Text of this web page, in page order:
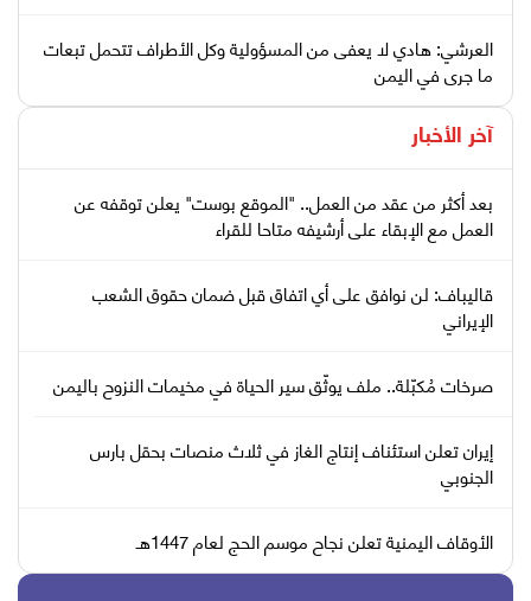
العرشي: هادي لا يعفى من المسؤولية وكل الأطراف تتحمل تبعات
ما جرى في اليمن
آخر الأخبار
بعد أكثر من عقد من العمل.. "الموقع بوست" يعلن توقفه عن
العمل مع الإبقاء على أرشيفه متاحا للقراء
قاليباف: لن نوافق على أي اتفاق قبل ضمان حقوق الشعب
الإيراني
صرخات مُكبّلة.. ملف يوثّق سير الحياة في مخيمات النزوح باليمن
إيران تعلن استئناف إنتاج الغاز في ثلاث منصات بحقل بارس
الجنوبي
الأوقاف اليمنية تعلن نجاح موسم الحج لعام 1447هـ